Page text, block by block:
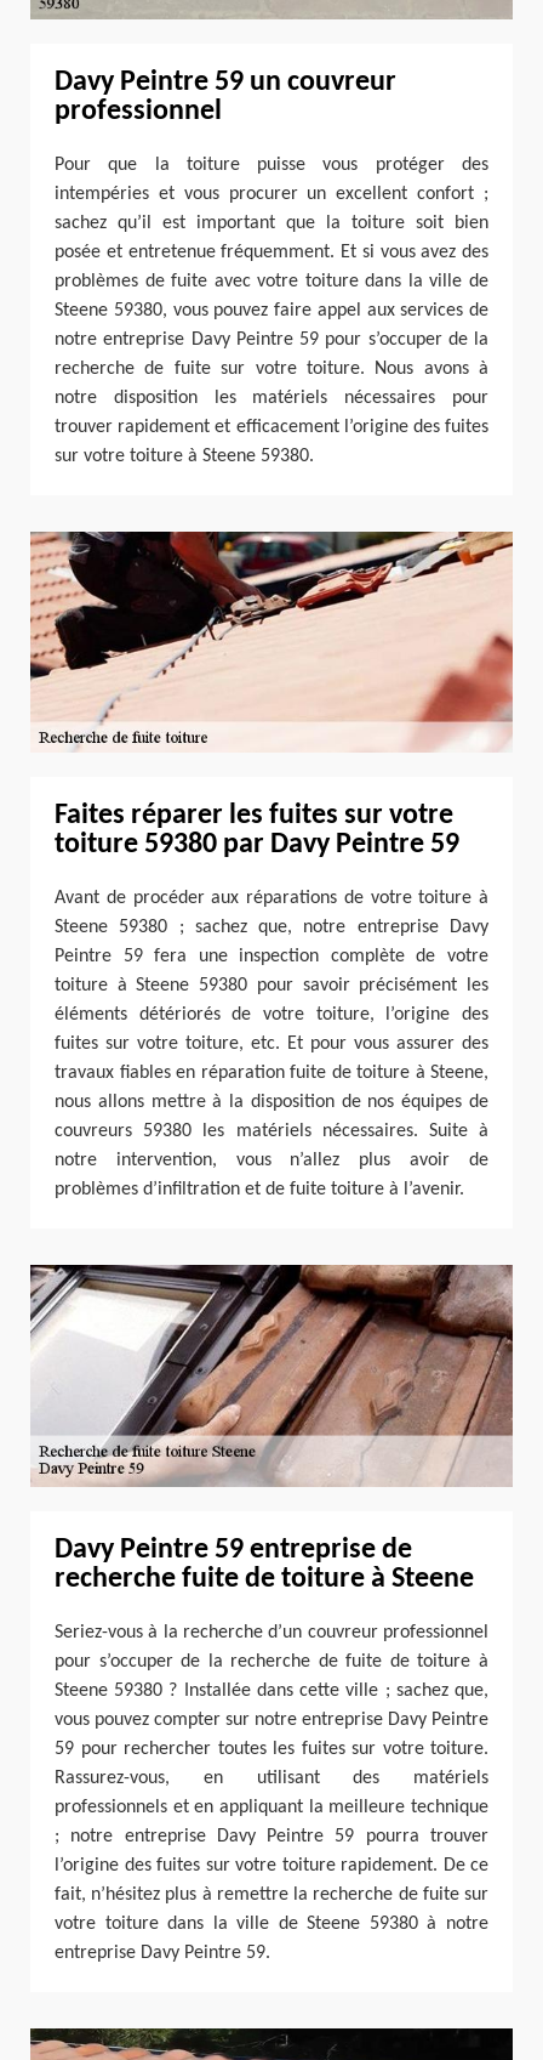
Davy Peintre 59 un couvreur
professionnel
Pour que la toiture puisse vous protéger des
intempéries et vous procurer un excellent confort ;
sachez qu’il est important que la toiture soit bien
posée et entretenue fréquemment. Et si vous avez des
problèmes de fuite avec votre toiture dans la ville de
Steene 59380, vous pouvez faire appel aux services de
notre entreprise Davy Peintre 59 pour s’occuper de la
recherche de fuite sur votre toiture. Nous avons à
notre disposition les matériels nécessaires pour
trouver rapidement et efficacement l’origine des fuites
sur votre toiture à Steene 59380.
Faites réparer les fuites sur votre
toiture 59380 par Davy Peintre 59
Avant de procéder aux réparations de votre toiture à
Steene 59380 ; sachez que, notre entreprise Davy
Peintre 59 fera une inspection complète de votre
toiture à Steene 59380 pour savoir précisément les
éléments détériorés de votre toiture, l’origine des
fuites sur votre toiture, etc. Et pour vous assurer des
travaux fiables en réparation fuite de toiture à Steene,
nous allons mettre à la disposition de nos équipes de
couvreurs 59380 les matériels nécessaires. Suite à
notre intervention, vous n’allez plus avoir de
problèmes d’infiltration et de fuite toiture à l’avenir.
Davy Peintre 59 entreprise de
recherche fuite de toiture à Steene
Seriez-vous à la recherche d’un couvreur professionnel
pour s’occuper de la recherche de fuite de toiture à
Steene 59380 ? Installée dans cette ville ; sachez que,
vous pouvez compter sur notre entreprise Davy Peintre
59 pour rechercher toutes les fuites sur votre toiture.
Rassurez-vous, en utilisant des matériels
professionnels et en appliquant la meilleure technique
; notre entreprise Davy Peintre 59 pourra trouver
l’origine des fuites sur votre toiture rapidement. De ce
fait, n’hésitez plus à remettre la recherche de fuite sur
votre toiture dans la ville de Steene 59380 à notre
entreprise Davy Peintre 59.